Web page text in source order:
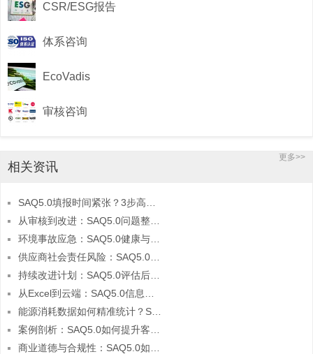
CSR/ESG报告
体系咨询
EcoVadis
审核咨询
相关资讯
更多>>
SAQ5.0填报时间紧张？3步高效完成法
从审核到改进：SAQ5.0问题整改的闭环管理方法
环境事故应急：SAQ5.0健康与安全板块的预案设计
供应商社会责任风险：SAQ5.0的预警与应对机制
持续改进计划：SAQ5.0评估后的长期优化策略
从Excel到云端：SAQ5.0信息整合的技术升级路径
能源消耗数据如何精准统计？SAQ5.0环境板块填报指南
案例剖析：SAQ5.0如何提升客户对供应链的信任度？
商业道德与合规性：SAQ5.0如何助力企业诚信建设？